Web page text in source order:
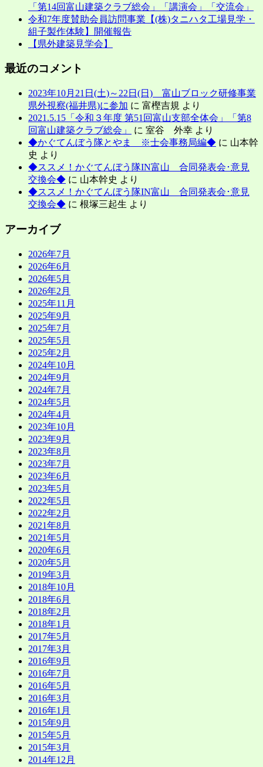
「第14回富山建築クラブ総会」「講演会」「交流会」
令和7年度賛助会員訪問事業【(株)タニハタ工場見学・
組子製作体験】開催報告
【県外建築見学会】
最近のコメント
2023年10月21日(土)～22日(日) 富山ブロック研修事業
県外視察(福井県)に参加 に 富樫吉規 より
2021.5.15「令和３年度 第51回富山支部全体会」「第8
回富山建築クラブ総会」
に 室谷 外幸 より
◆かぐてんぼう隊とやま ※士会事務局編◆ に 山本幹
史 より
◆ススメ！かぐてんぼう隊IN富山 合同発表会･意見
交換会◆ に 山本幹史 より
◆ススメ！かぐてんぼう隊IN富山 合同発表会･意見
交換会◆ に 根塚三起生 より
アーカイブ
2026年7月
2026年6月
2026年5月
2026年2月
2025年11月
2025年9月
2025年7月
2025年5月
2025年2月
2024年10月
2024年9月
2024年7月
2024年5月
2024年4月
2023年10月
2023年9月
2023年8月
2023年7月
2023年6月
2023年5月
2022年5月
2022年2月
2021年8月
2021年5月
2020年6月
2020年5月
2019年3月
2018年10月
2018年6月
2018年2月
2018年1月
2017年5月
2017年3月
2016年9月
2016年7月
2016年5月
2016年3月
2016年1月
2015年9月
2015年5月
2015年3月
2014年12月